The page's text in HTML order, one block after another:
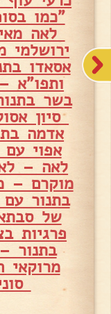
"כמו
לאה
ירושלמי
אסאדו
ותפו"א
בשר
סיון
אדמה
אפוי
לאה –
מוקרם –
בתנור
של
פרגיות
בתנור
מרוקאי